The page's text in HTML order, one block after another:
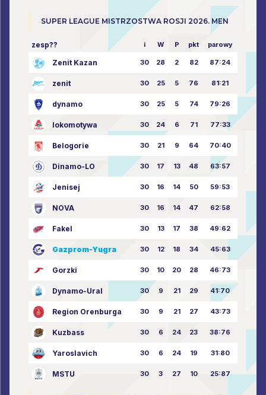
SUPER LEAGUE MISTRZOSTWA ROSJI 2026. MEN
zesp?? i W P pkt parowy
Zenit Kazan 30 28 2 82 87:24
zenit 30 25 5 76 81:21
dynamo 30 25 5 74 79:26
lokomotywa 30 24 6 71 77:33
Belogorie 30 21 9 64 70:40
Dinamo-LO 30 17 13 48 63:57
Jenisej 30 16 14 50 59:53
NOVA 30 16 14 47 62:58
Fakel 30 13 17 38 49:62
Gazprom-Yugra 30 12 18 34 45:63
Gorzki 30 10 20 28 46:73
Dynamo-Ural 30 9 21 29 41:70
Region Orenburga 30 9 21 27 43:73
Kuzbass 30 6 24 23 38:76
Yaroslavich 30 6 24 19 31:80
MSTU 30 3 27 10 25:87